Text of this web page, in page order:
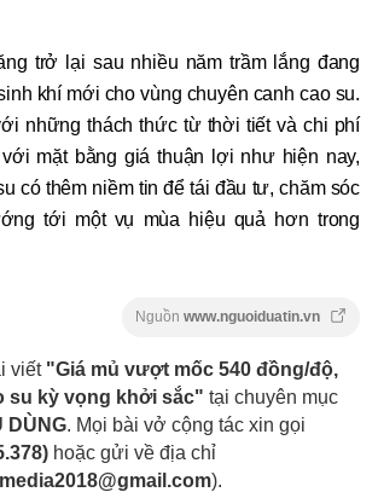
trở lại sau nhiều năm trầm lắng đang
khí mới cho vùng chuyên canh cao su.
những thách thức từ thời tiết và chi phí
mặt bằng giá thuận lợi như hiện nay,
có thêm niềm tin để tái đầu tư, chăm sóc
tới một vụ mùa hiệu quả hơn trong
Nguồn www.nguoiduatin.vn
viết "Giá mủ vượt mốc 540 đồng/độ,
su kỳ vọng khởi sắc" tại chuyên mục
DÙNG. Mọi bài vở cộng tác xin gọi
) hoặc gửi về địa chỉ
).